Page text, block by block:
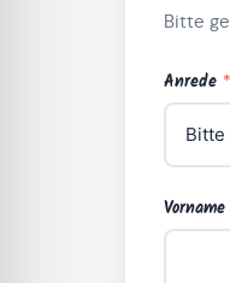
Bitte
Anrede *
Vorname